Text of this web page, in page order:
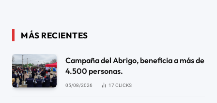
MÁS RECIENTES
Campaña del Abrigo, beneficia a más de
4.500 personas.
05/08/2026 17 CLICKS